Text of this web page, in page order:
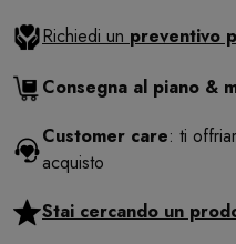
Richiedi un preventivo
Consegna al piano &
Customer care: ti
acquisto
Stai cercando un